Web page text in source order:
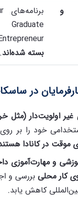
و
Graduate
بسته شده‌اند.
در
اولویت‌دار (مثل
خود را بر روی
موقت در کانادا
و مهارت‌آموزی
کار محلی بررسی و
کاهش یابد.